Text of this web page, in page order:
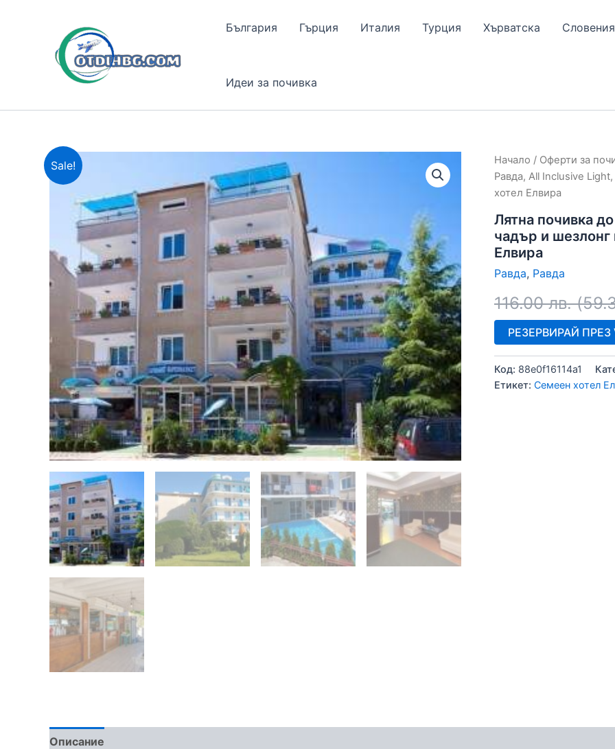
България Гърция Италия Турция Хърватска Словения
Идеи за почивка
Sale! Начало / Оферти за
Равда, All Inclusive
хотел Елвира
Лятна почивка
чадър и шезлонг
Елвира
Равда, Равда
116.00лв. (
РЕЗЕРВИРАЙ ПРЕЗ
Код: 88e0f16114a1
Етикет: Семеен хотел
Описание